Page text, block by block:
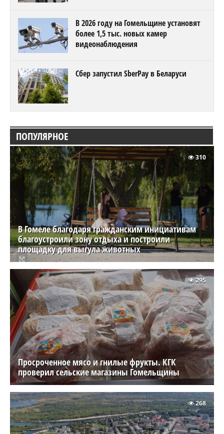
В 2026 году на Гомельщине установят
более 1,5 тыс. новых камер
видеонаблюдения
Сбер запустил SberPay в Беларуси
ПОПУЛЯРНОЕ
В Гомеле благодаря гражданским инициативам
благоустроили зону отдыха и построили
площадку для выгула животных
310
Просроченное мясо и гнилые фрукты. КГК
проверил сельские магазины Гомельщины
295
268